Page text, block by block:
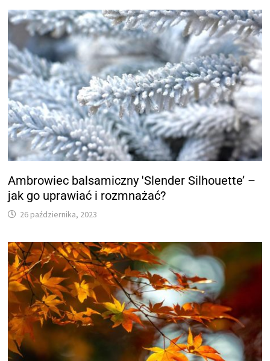
Ambrowiec balsamiczny 'Slender Silhouette’ –
jak go uprawiać i rozmnażać?
26 października, 2023